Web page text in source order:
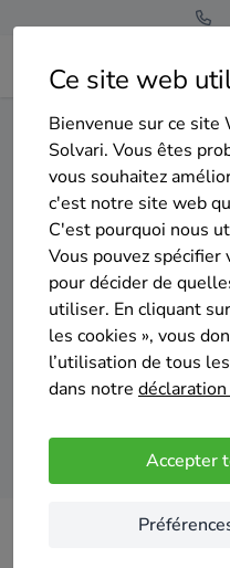
Ce site web
Bienvenue sur ce site
Solvari. Vous êtes
vous souhaitez
c'est notre site web
C'est pourquoi nous
Vous pouvez spécifier
pour décider de
utiliser. En cliquant
les cookies », vous
l’utilisation de tous
dans notre
Accepter
Home Isolation des murs
Gratuit
Top 20 des entreprises
d'isolation